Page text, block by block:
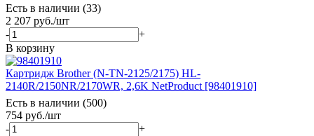
Есть в наличии (33)
2 207 руб./шт
-
+
В корзину
Картридж Brother (N-TN-2125/2175) HL-
2140R/2150NR/2170WR, 2,6K NetProduct [98401910]
Есть в наличии (500)
754 руб./шт
-
+